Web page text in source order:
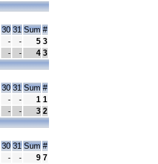
30 31 Sum #
- - 5 3
- - 4 3
30 31 Sum #
- - 1 1
- - 3 2
30 31 Sum #
- - 9 7